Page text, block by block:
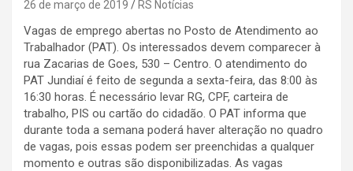
26 de março de 2019 RS Notícias
Vagas de emprego abertas no Posto de Atendimento ao
Trabalhador (PAT). Os interessados devem comparecer à
rua Zacarias de Goes, 530 – Centro. O atendimento do
PAT Jundiaí é feito de segunda a sexta-feira, das 8:00 às
16:30 horas. É necessário levar RG, CPF, carteira de
trabalho, PIS ou cartão do cidadão. O PAT informa que
durante toda a semana poderá haver alteração no quadro
de vagas, pois essas podem ser preenchidas a qualquer
momento e outras são disponibilizadas. As vagas